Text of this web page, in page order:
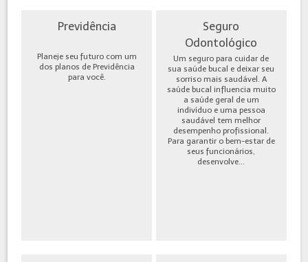
Previdência
Planeje seu futuro com um
dos planos de Previdência
para você.
Seguro
Odontológico
Um seguro para cuidar de
sua saúde bucal e deixar seu
sorriso mais saudável. A
saúde bucal influencia muito
a saúde geral de um
indivíduo e uma pessoa
saudável tem melhor
desempenho profissional.
Para garantir o bem-estar de
seus funcionários,
desenvolve...